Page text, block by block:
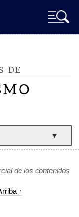
DE
▼
de los contenidos
↑